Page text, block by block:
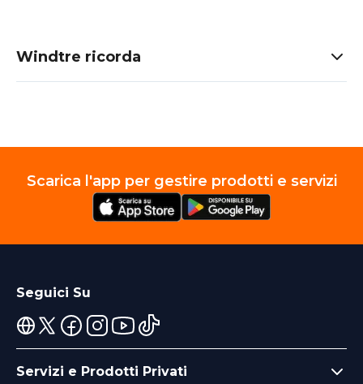
Windtre ricorda
Scarica l'app per gestire prodotti e servizi
Seguici Su
Servizi e Prodotti Privati